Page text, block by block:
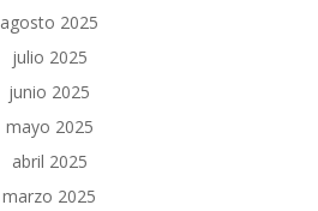
agosto 2025
julio 2025
junio 2025
mayo 2025
abril 2025
marzo 2025